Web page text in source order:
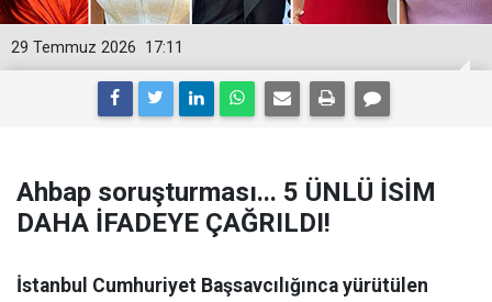
17:11
29 Temmuz 2026
Ahbap soruşturması... 5 ÜNLÜ İSİM
DAHA İFADEYE ÇAĞRILDI!
İstanbul Cumhuriyet Başsavcılığınca yürütülen